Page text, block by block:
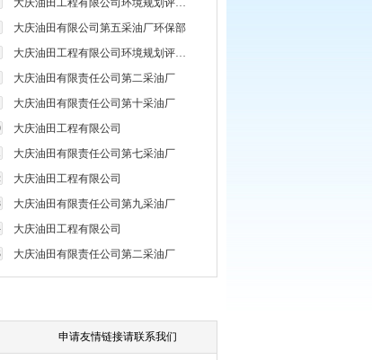
大庆油田工程有限公司环境规划评价技术研究所
大庆油田有限公司第五采油厂环保部
大庆油田工程有限公司环境规划评价技术研究所
大庆油田有限责任公司第二采油厂
大庆油田有限责任公司第十采油厂
大庆油田工程有限公司
大庆油田有限责任公司第七采油厂
大庆油田工程有限公司
大庆油田有限责任公司第九采油厂
大庆油田工程有限公司
大庆油田有限责任公司第二采油厂
申请友情链接请联系我们